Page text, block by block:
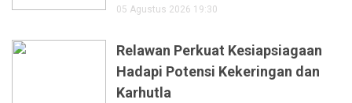
05 Agustus 2026 19:30
Relawan Perkuat Kesiapsiagaan
Hadapi Potensi Kekeringan dan
Karhutla